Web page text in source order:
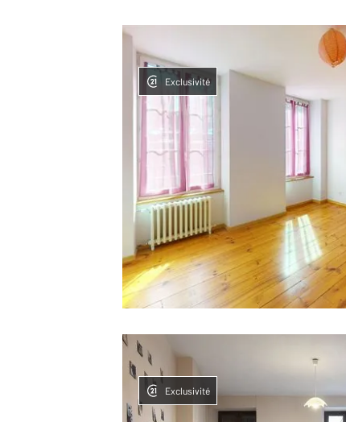
Exclusivité
Exclusivité